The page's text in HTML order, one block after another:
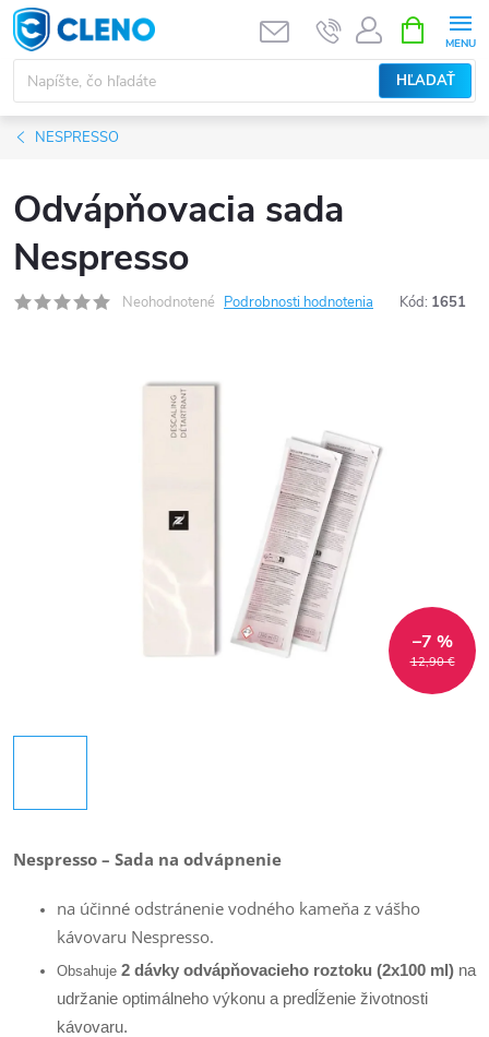
Prejsť
na
obsah
HĽADAŤ
KOŠÍK
NESPRESSO
Odvápňovacia sada
Nespresso
Neohodnotené Podrobnosti hodnotenia Kód: 1651
12,90 €
–7 %
Nespresso – Sada na odvápnenie
na účinné odstránenie vodného kameňa z vášho
kávovaru Nespresso.
Obsahuje 2 dávky odvápňovacieho roztoku (2x100 ml) na
udržanie optimálneho výkonu a predĺženie životnosti
kávovaru.